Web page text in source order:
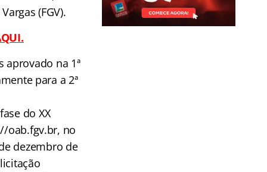
(FGV).
aprovado na 1ª
para a 2ª
do XX
oab.fgv.br, no
dezembro de